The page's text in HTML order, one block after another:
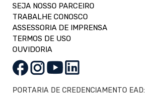
SEJA NOSSO PARCEIRO
TRABALHE CONOSCO
ASSESSORIA DE IMPRENSA
TERMOS DE USO
OUVIDORIA
PORTARIA DE CREDENCIAMENTO EAD: